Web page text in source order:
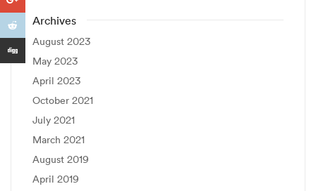
Archives
August 2023
May 2023
April 2023
October 2021
July 2021
March 2021
August 2019
April 2019